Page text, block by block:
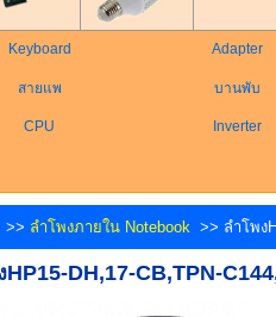
Keyboard Adapter
สายแพ บานพับ
CPU Inverter
>> ลำโพงภายใน Notebook >> ลำโพง
DH,17-CB,TPN-